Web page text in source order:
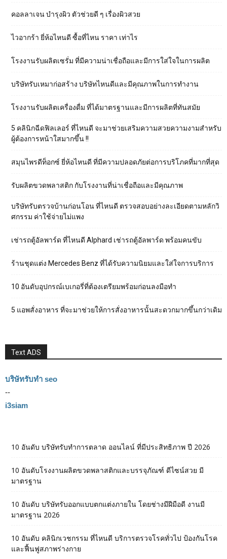
คอลลาเจน บำรุงผิว ตัวช่วยดี ๆ เรื่องผิวสวย
ไวอากร้า ยี่ห้อไหนดี ซื้อที่ไหน ราคา เท่าไร
โรงงานรับผลิตเซรั่ม ที่มีความน่าเชื่อถือและมีการใส่ใจในการผลิต
บริษัทรับเหมาก่อสร้าง บริษัทไหนดีและมีคุณภาพในการทำงาน
โรงงานรับผลิตเครื่องดื่ม ที่ได้มาตรฐานและมีการผลิตที่ทันสมัย
5 คลินิกฉีดฟิลเลอร์ ที่ไหนดี จะมาช่วยเสริมความสวยความงามสำหรับ
ผู้ต้องการหน้าใสมากขึ้น !!
สมุนไพรดีท็อกซ์ ยี่ห้อไหนดี ที่มีความปลอดภัยต่อการบริโภคที่มากที่สุด
รับผลิตขวดพลาสติก กับโรงงานที่น่าเชื่อถือและมีคุณภาพ
บริษัทรับตรวจบ้านก่อนโอน ที่ไหนดี ตรวจสอบอย่างละเอียดตามหลักวิ
ศกรรม ค่าใช้จ่ายไม่แพง
เช่ารถตู้อัลพาร์ด ที่ไหนดี Alphard เช่ารถตู้อัลพาร์ด พร้อมคนขับ
ร้านชุดแต่ง Mercedes Benz ที่ได้รับความนิยมและใส่ใจการบริการ
10 อันดับอุปกรณ์เบเกอรี่ที่ต้องเตรียมพร้อมก่อนลงมือทำ
5 แอพสั่งอาหาร ที่จะมาช่วยให้การสั่งอาหารนั้นสะดวกมากขึ้นกว่าเดิม
Text ADS
บริษัทรับทำ seo
--
i3siam
10 อันดับ บริษัทรับทำการตลาด ออนไลน์ ที่มีประสิทธิภาพ ปี 2026
10 อันดับโรงงานผลิตขวดพลาสติกและบรรจุภัณฑ์ ดีไซน์สวย มี
มาตรฐาน
10 อันดับ บริษัทรับออกแบบตกแต่งภายใน โดยช่างมีฝีมือดี งานมี
มาตรฐาน 2026
10 อันดับ คลินิกเวชกรรม ที่ไหนดี บริการตรวจโรคทั่วไป ป้องกันโรค
และฟื้นฟูสภาพร่างกาย